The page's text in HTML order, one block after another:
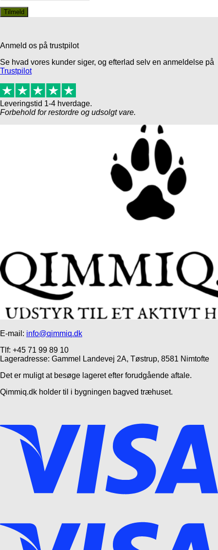
Anmeld os på trustpilot
Se hvad vores kunder siger, og efterlad selv en anmeldelse på
Trustpilot
Leveringstid 1-4 hverdage.
Forbehold for restordre og udsolgt vare.
E-mail: info@qimmiq.dk
Tlf: +45 71 99 89 10
Lageradresse: Gammel Landevej 2A, Tøstrup, 8581 Nimtofte
Det er muligt at besøge lageret efter forudgående aftale.
Qimmiq.dk holder til i bygningen bagved træhuset.